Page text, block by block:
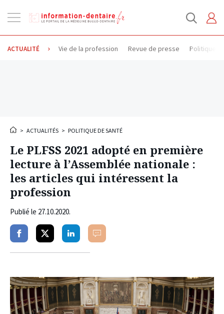
la
navigation
ACTUALITÉ Vie de la profession Revue de presse Politique
> ACTUALITÉS > POLITIQUE DE SANTÉ
Le PLFSS 2021 adopté en première
lecture à l’Assemblée nationale :
les articles qui intéressent la
profession
Publié le 27.10.2020.
PartagerPartagerPartagerCommenter